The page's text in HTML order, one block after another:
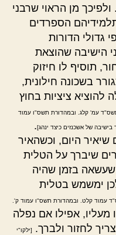
מן הראוי שרבני
הספרדים
גדולי הדורות
הישיבה שהוצאת
תוסיף לו חיזוק
בשכונה חילונית,
להוציא ציציות בחוץ
עמ' קלג. ובמהדורת תשס"ו עמוד
של אשכנזים כיצד ינהג].
היום, וכשהאיר
שיברך על הטלית
שעשאה בזמן שהיה
ימשמש בטלית
עמוד קלט. ובמהדורת תשס"ו עמוד ק'.
מעליו, אפילו אם נפלה
לחזור ולברך.
[ילקו"י